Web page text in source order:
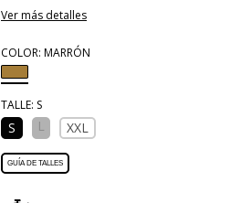
Ver más detalles
COLOR: MARRÓN
TALLE: S
S L XXL
GUÍA DE TALLES